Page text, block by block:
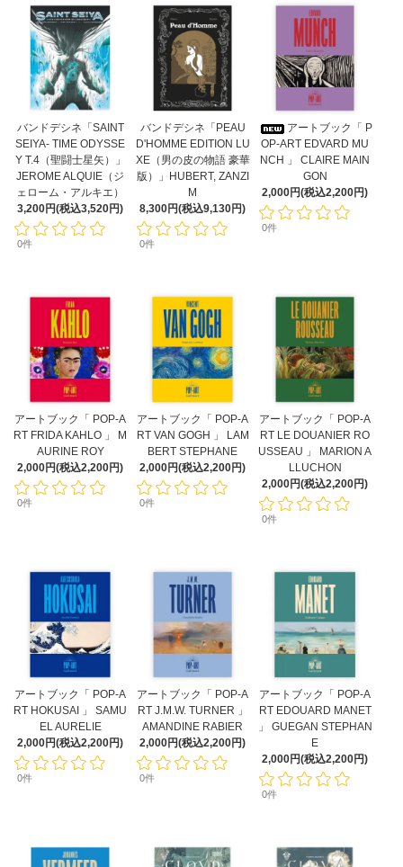
バンドデシネ「SAINT
SEIYA- TIME ODYSSE
Y T.4（聖闘士星矢）」
JEROME ALQUIE（ジ
ェローム・アルキエ）
3,200円(税込3,520円)
0件
バンドデシネ「PEAU
D'HOMME EDITION LU
XE（男の皮の物語 豪華
版）」HUBERT, ZANZI
M
8,300円(税込9,130円)
0件
アートブック「 P
OP-ART EDVARD MU
NCH 」 CLAIRE MAIN
GON
2,000円(税込2,200円)
0件
アートブック「 POP-A
RT FRIDA KAHLO 」 M
AURINE ROY
2,000円(税込2,200円)
0件
アートブック「 POP-A
RT VAN GOGH 」 LAM
BERT STEPHANE
2,000円(税込2,200円)
0件
アートブック「 POP-A
RT LE DOUANIER RO
USSEAU 」 MARION A
LLUCHON
2,000円(税込2,200円)
0件
アートブック「 POP-A
RT HOKUSAI 」 SAMU
EL AURELIE
2,000円(税込2,200円)
0件
アートブック「 POP-A
RT J.M.W. TURNER 」
AMANDINE RABIER
2,000円(税込2,200円)
0件
アートブック「 POP-A
RT EDOUARD MANET
」 GUEGAN STEPHAN
E
2,000円(税込2,200円)
0件